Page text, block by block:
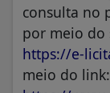
consulta no
por meio do
https://e-
meio do link: